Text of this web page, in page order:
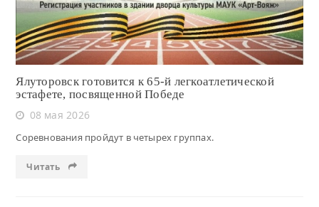
Ялуторовск готовится к 65-й легкоатлетической
эстафете, посвященной Победе
08 мая 2026
Соревнования пройдут в четырех группах.
Читать